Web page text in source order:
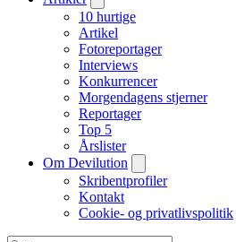
10 hurtige
Artikel
Fotoreportager
Interviews
Konkurrencer
Morgendagens stjerner
Reportager
Top 5
Årslister
Om Devilution
Skribentprofiler
Kontakt
Cookie- og privatlivspolitik